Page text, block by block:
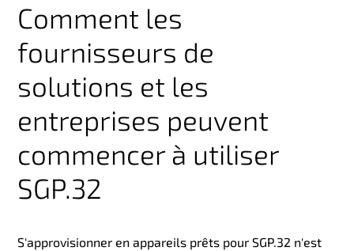
Comment les
fournisseurs de
solutions et les
entreprises peuvent
commencer à utiliser
SGP.32
S'approvisionner en appareils prêts pour SGP.32 n'est